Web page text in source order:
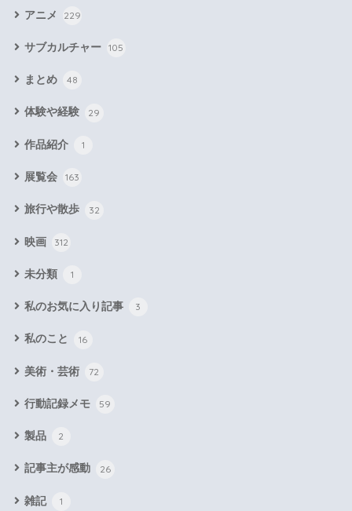
アニメ 229
サブカルチャー 105
まとめ 48
体験や経験 29
作品紹介 1
展覧会 163
旅行や散歩 32
映画 312
未分類 1
私のお気に入り記事 3
私のこと 16
美術・芸術 72
行動記録メモ 59
製品 2
記事主が感動 26
雑記 1